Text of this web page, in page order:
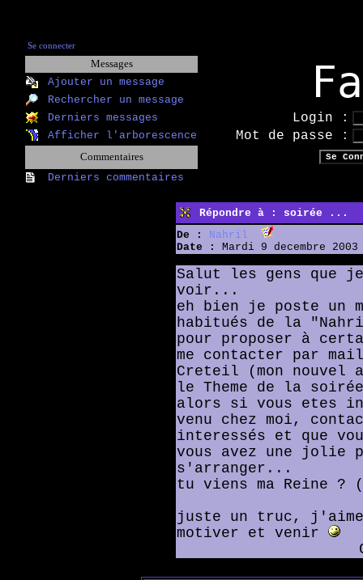
Se connecter
Messages
Ajouter un message
Rechercher un message
Derniers messages
Login :
Afficher l'arborescence Mot de passe :
Commentaires
Derniers commentaires
Répondre à : soirée ...
De :
Nahril
Date :
Mardi 9 decembre
Salut les gens que
voir...
eh bien je poste un
habitués de la
pour proposer à
me contacter par
Creteil (mon nouvel
le Theme de la
alors si vous etes
venu chez moi,
interessés et que
vous avez une jolie
s'arranger...
tu viens ma Reine ?
juste un truc,
motiver et venir